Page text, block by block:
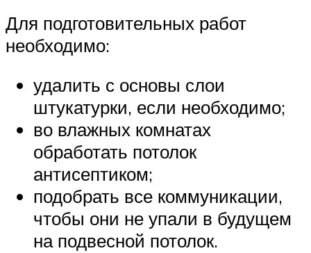
Для подготовительных работ
необходимо:
удалить с основы слои
штукатурки, если необходимо;
во влажных комнатах
обработать потолок
антисептиком;
подобрать все коммуникации,
чтобы они не упали в будущем
на подвесной потолок.